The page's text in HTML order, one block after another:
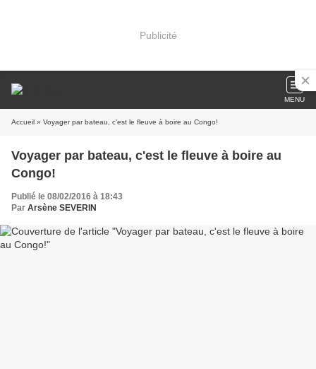
Publicité
MENU
Accueil » Voyager par bateau, c'est le fleuve à boire au Congo!
Voyager par bateau, c'est le fleuve à boire au
Congo!
Publié le 08/02/2016 à 18:43
Par Arsène SEVERIN